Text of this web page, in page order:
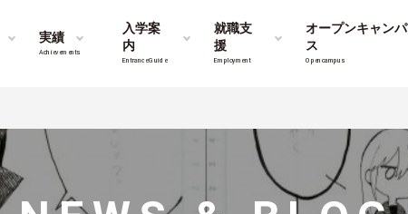
実績
Achievements
入学案
内
Entrance Guide
就職支
援
Employment
オープンキャンパ
ス
Opencampus